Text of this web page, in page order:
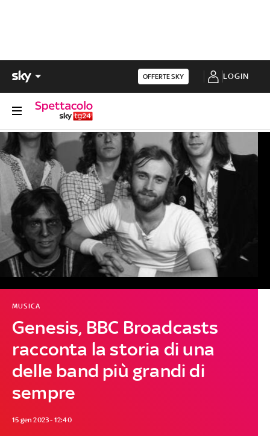
OFFERTE SKY LOGIN
Genesis, BBC Broadcasts
racconta la storia di una
delle band più grandi di
sempre
MUSICA
15 gen 2023 - 12:40